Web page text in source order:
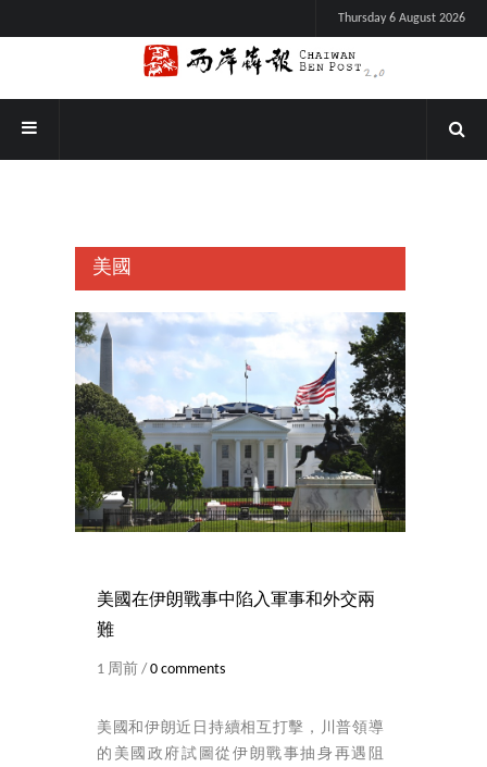
Thursday 6 August 2026
美國
美國在伊朗戰事中陷入軍事和外交兩
難
1 周前 /0 comments
美國和伊朗近日持續相互打擊，川普領導
的美國政府試圖從伊朗戰事抽身再遇阻